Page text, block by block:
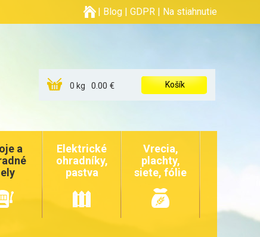
| Blog | GDPR | Na stiahnutie
0 kg 0.00 € Košík
a
Elektrické
ohradníky,
pastva
Vrecia,
plachty,
siete, fólie